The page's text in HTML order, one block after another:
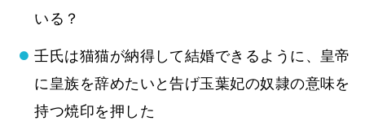
いる？
壬氏は猫猫が納得して結婚できるように、皇帝
に皇族を辞めたいと告げ玉葉妃の奴隷の意味を
持つ焼印を押した